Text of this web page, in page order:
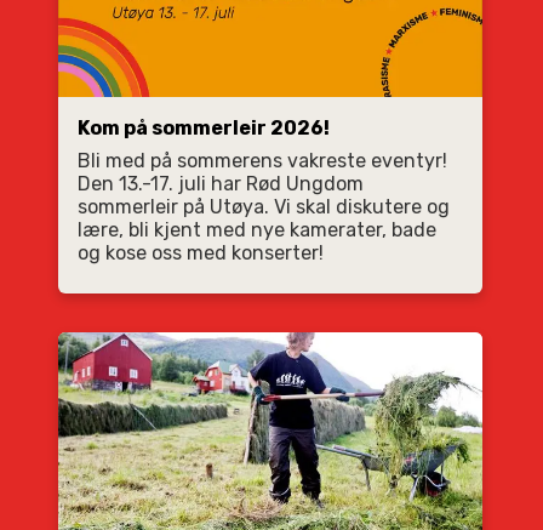
Kom på sommerleir 2026!
Bli med på sommerens vakreste eventyr!
Den 13.-17. juli har Rød Ungdom
sommerleir på Utøya. Vi skal diskutere og
lære, bli kjent med nye kamerater, bade
og kose oss med konserter!